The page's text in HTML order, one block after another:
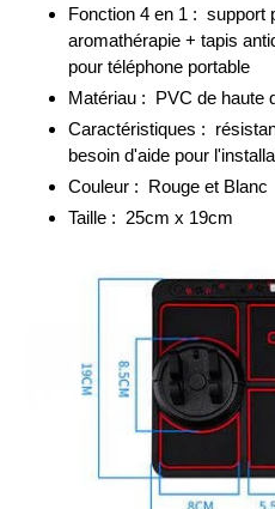
Fonction 4 en 1 : support
aromathérapie + tapis
pour téléphone portable
Matériau : PVC de haute
Caractéristiques :
besoin d'aide pour
Couleur : Rouge et Blanc
Taille : 25cm x 19cm